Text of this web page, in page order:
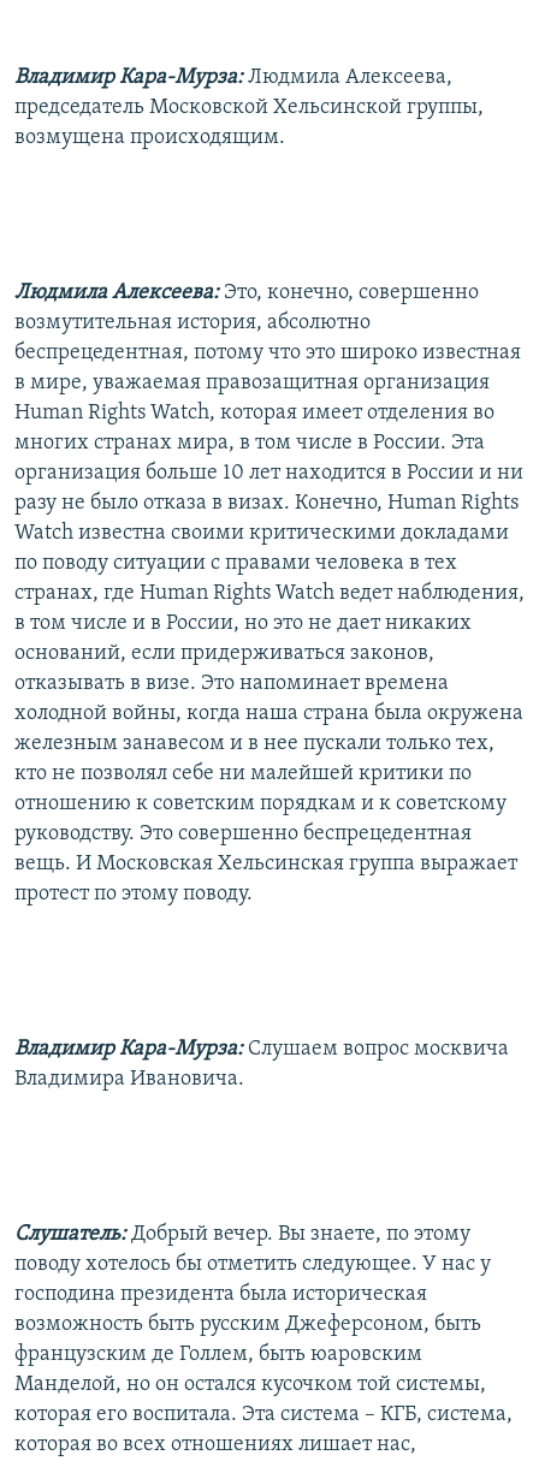
Владимир Кара-Мурза:Людмила Алексеева,
председатель Московской Хельсинской группы,
возмущена происходящим.
Людмила Алексеева: Это, конечно, совершенно
возмутительная история, абсолютно
беспрецедентная, потому что это широко известная
в мире, уважаемая правозащитная организация
Human Rights Watch, которая имеет отделения во
многих странах мира, в том числе в России. Эта
организация больше 10 лет находится в России и ни
разу не было отказа в визах. Конечно, Human Rights
Watch известна своими критическими докладами
по поводу ситуации с правами человека в тех
странах, где Human Rights Watch ведет наблюдения,
в том числе и в России, но это не дает никаких
оснований, если придерживаться законов,
отказывать в визе. Это напоминает времена
холодной войны, когда наша страна была окружена
железным занавесом и в нее пускали только тех,
кто не позволял себе ни малейшей критики по
отношению к советским порядкам и к советскому
руководству. Это совершенно беспрецедентная
вещь. И Московская Хельсинская группа выражает
протест по этому поводу.
Владимир Кара-Мурза: Слушаем вопрос москвича
Владимира Ивановича.
Слушатель:Добрый вечер. Вы знаете, по этому
поводу хотелось бы отметить следующее. У нас у
господина президента была историческая
возможность быть русским Джеферсоном, быть
французским де Голлем, быть юаровским
Манделой, но он остался кусочком той системы,
которая его воспитала. Эта система – КГБ, система,
которая во всех отношениях лишает нас,